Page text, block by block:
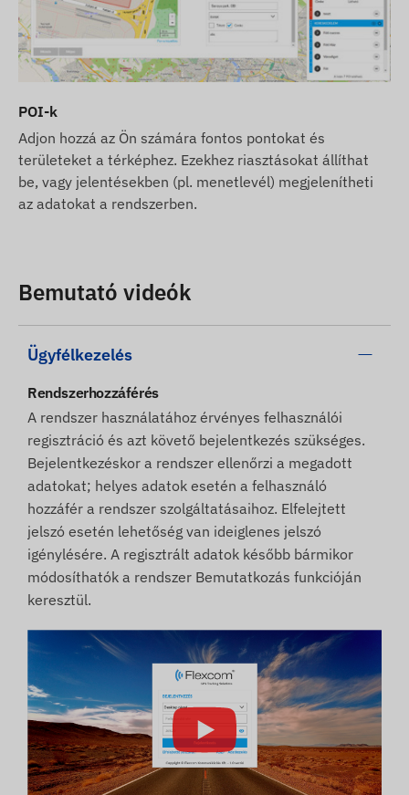
POI-k
Adjon hozzá az Ön számára fontos pontokat és
területeket a térképhez. Ezekhez riasztásokat állíthat
be, vagy jelentésekben (pl. menetlevél) megjelenítheti
az adatokat a rendszerben.
Bemutató videók
Ügyfélkezelés
Rendszerhozzáférés
A rendszer használatához érvényes felhasználói
regisztráció és azt követő bejelentkezés szükséges.
Bejelentkezéskor a rendszer ellenőrzi a megadott
adatokat; helyes adatok esetén a felhasználó
hozzáfér a rendszer szolgáltatásaihoz. Elfelejtett
jelszó esetén lehetőség van ideiglenes jelszó
igénylésére. A regisztrált adatok később bármikor
módosíthatók a rendszer Bemutatkozás funkcióján
keresztül.